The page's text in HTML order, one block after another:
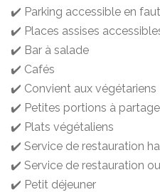
✔️ Parking accessible en
✔️ Places assises
✔️ Bar à salade
✔️ Cafés
✔️ Convient aux végétariens
✔️ Petites portions à
✔️ Plats végétaliens
✔️ Service de restauration
✔️ Service de restauration
✔️ Petit déjeuner